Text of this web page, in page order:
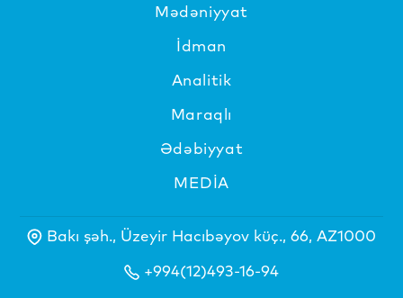
Mədəniyyat
İdman
Analitik
Maraqlı
Ədəbiyyat
MEDİA
Bakı şəh., Üzeyir Hacıbəyov küç., 66, AZ1000
+994(12)493-16-94